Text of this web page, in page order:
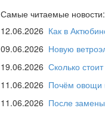
Я
Дәрігер
Самые читаемые новости:
12.06.2026 Как в
09.06.2026 Новую
19.06.2026 Сколько
11.06.2026 Почём овощи
11.06.2026 После